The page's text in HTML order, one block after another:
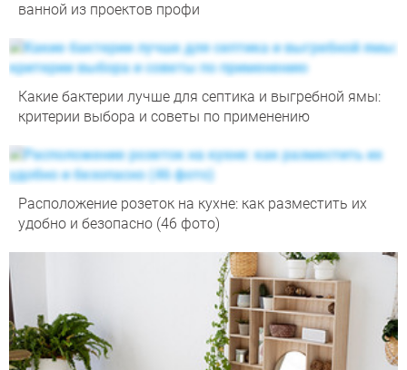
ванной из проектов профи
Какие бактерии лучше для септика и выгребной ямы:
критерии выбора и советы по применению
Расположение розеток на кухне: как разместить их
удобно и безопасно (46 фото)